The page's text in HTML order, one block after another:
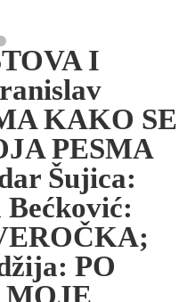
I
KAKO SE
PESMA
Šujica:
PO